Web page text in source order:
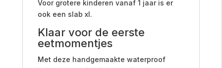
Voor grotere kinderen vanaf 1 jaar is er
ook een slab xl.
Klaar voor de eerste
eetmomentjes
Met deze handgemaakte waterproof